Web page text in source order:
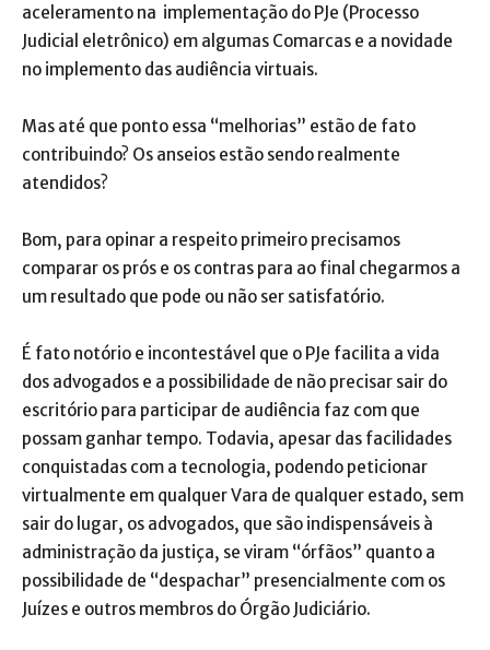
aceleramento na implementação do PJe (Processo
Judicial eletrônico) em algumas Comarcas e a novidade
no implemento das audiência virtuais.
Mas até que ponto essa “melhorias” estão de fato
contribuindo? Os anseios estão sendo realmente
atendidos?
Bom, para opinar a respeito primeiro precisamos
comparar os prós e os contras para ao final chegarmos a
um resultado que pode ou não ser satisfatório.
É fato notório e incontestável que o PJe facilita a vida
dos advogados e a possibilidade de não precisar sair do
escritório para participar de audiência faz com que
possam ganhar tempo. Todavia, apesar das facilidades
conquistadas com a tecnologia, podendo peticionar
virtualmente em qualquer Vara de qualquer estado, sem
sair do lugar, os advogados, que são indispensáveis à
administração da justiça, se viram “órfãos” quanto a
possibilidade de “despachar” presencialmente com os
Juízes e outros membros do Órgão Judiciário.